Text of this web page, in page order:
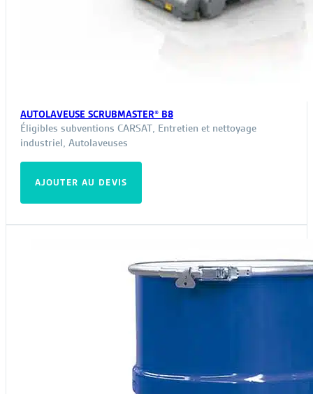
AUTOLAVEUSE SCRUBMASTER® B8
Éligibles subventions CARSAT, Entretien et nettoyage
industriel, Autolaveuses
AJOUTER AU DEVIS